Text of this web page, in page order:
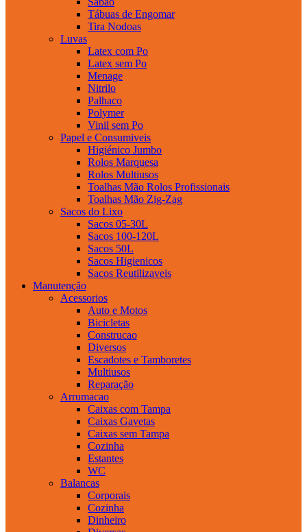
Tábuas de Engomar
Tira Nodoas
Luvas
Latex com Po
Latex sem Po
Menage
Nitrilo
Palhaco
Polymer
Vinil sem Po
Papel e Consumiveis
Higiénico Jumbo
Rolos Marquesa
Rolos Multiusos
Toalhas Mão Rolos Profissionais
Toalhas Mão Zig-Zag
Sacos do Lixo
Sacos 05-30L
Sacos 100-120L
Sacos 50L
Sacos Higienicos
Sacos Reutilizaveis
Manutenção
Acessorios
Auto e Motos
Bicicletas
Construcao
Diversos
Escadotes e Tamboretes
Multiusos
Reparação
Arrumacao
Caixas com Tampa
Caixas Gavetas
Caixas sem Tampa
Cozinha
Estantes
WC
Balancas
Corporais
Cozinha
Dinheiro